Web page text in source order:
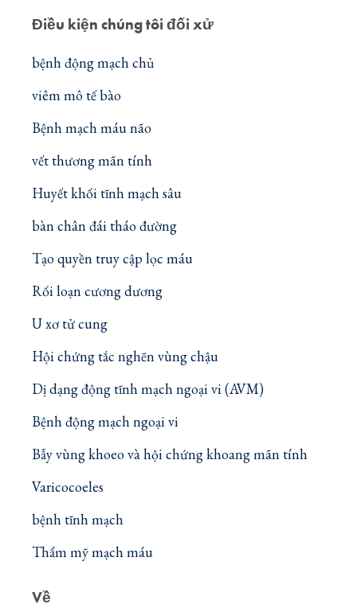
Điều kiện chúng tôi đối xử
bệnh động mạch chủ
viêm mô tế bào
Bệnh mạch máu não
vết thương mãn tính
Huyết khối tĩnh mạch sâu
bàn chân đái tháo đường
Tạo quyền truy cập lọc máu
Rối loạn cương dương
U xơ tử cung
Hội chứng tắc nghẽn vùng chậu
Dị dạng động tĩnh mạch ngoại vi (AVM)
Bệnh động mạch ngoại vi
Bẫy vùng khoeo và hội chứng khoang mãn tính
Varicocoeles
bệnh tĩnh mạch
Thẩm mỹ mạch máu
Về